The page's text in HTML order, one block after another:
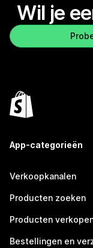
Wil je
App-categorieën
Verkoopkanalen
Producten zoeken
Producten
Bestellingen en